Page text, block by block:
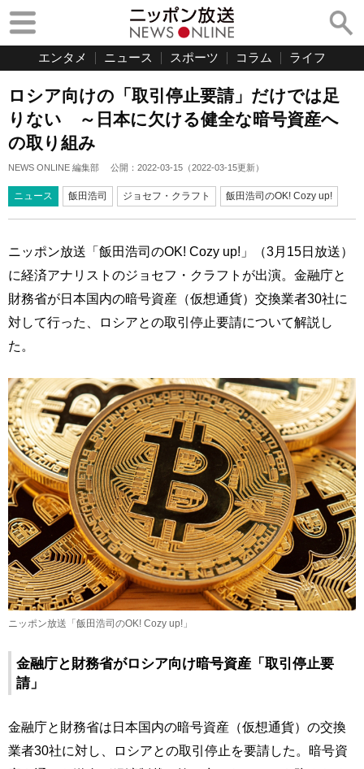
エンタメ ニュース スポーツ コラム ライフ
ロシア向けの「取引停止要請」だけでは足
りない ～日本に欠ける健全な暗号資産へ
の取り組み
NEWS ONLINE 編集部 公開： 2022-03-15 （2022-03-15更新）
ニュース 飯田浩司 ジョセフ・クラフト 飯田浩司のOK! Cozy up!
ニッポン放送「飯田浩司のOK! Cozy up!」（3月15日放送）
に経済アナリストのジョセフ・クラフトが出演。金融庁と
財務省が日本国内の暗号資産（仮想通貨）交換業者30社に
対して行った、ロシアとの取引停止要請について解説し
た。
ニッポン放送「飯田浩司のOK! Cozy up!」
金融庁と財務省がロシア向け暗号資産「取引停止要
請」
金融庁と財務省は日本国内の暗号資産（仮想通貨）の交換
業者30社に対し、ロシアとの取引停止を要請した。暗号資